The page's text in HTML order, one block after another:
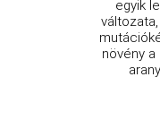
egyik
növény a